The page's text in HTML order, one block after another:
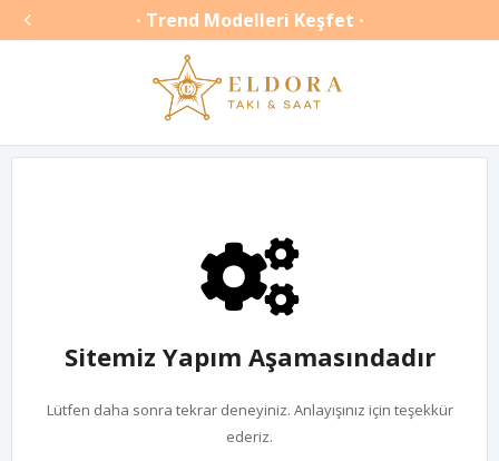
 • Trend Modelleri Keşfet •
Sitemiz Yapım Aşamasındadır
Lütfen daha sonra tekrar deneyiniz. Anlayışınız için teşekkür
ederiz.